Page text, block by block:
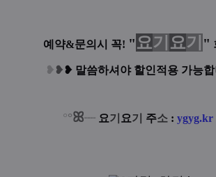
예약&문의시 꼭! "요기 요기 "
❥ ❥❥ 말씀하셔야 할인적용 가능
°°ꕤ┈ 요기 요기 주소 : ygyg.kr